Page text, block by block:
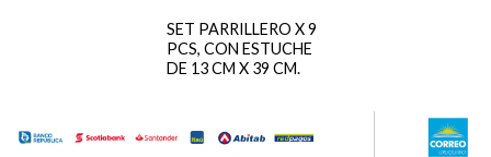
SET PARRILLERO X 9
PCS, CON ESTUCHE
DE 13 CM X 39 CM.